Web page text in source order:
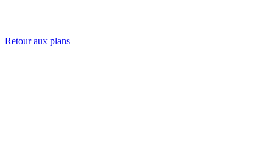
Retour aux plans